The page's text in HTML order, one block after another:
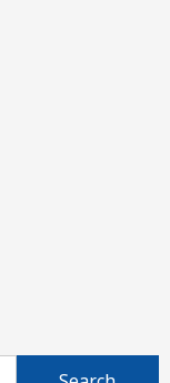
लिए राज्य सरकार
में तीन
700 शिक्षको
400 नाम रुके
के तबादले, रायपुर